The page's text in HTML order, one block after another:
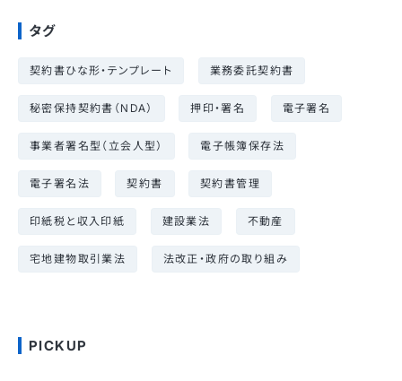
タグ
契約書ひな形・テンプレート 業務委託契約書
秘密保持契約書（NDA） 押印・署名 電子署名
事業者署名型（立会人型） 電子帳簿保存法
電子署名法 契約書 契約書管理
印紙税と収入印紙 建設業法 不動産
宅地建物取引業法 法改正・政府の取り組み
PICKUP